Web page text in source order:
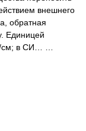
внешнего
обратная
Единицей
см; в СИ… …